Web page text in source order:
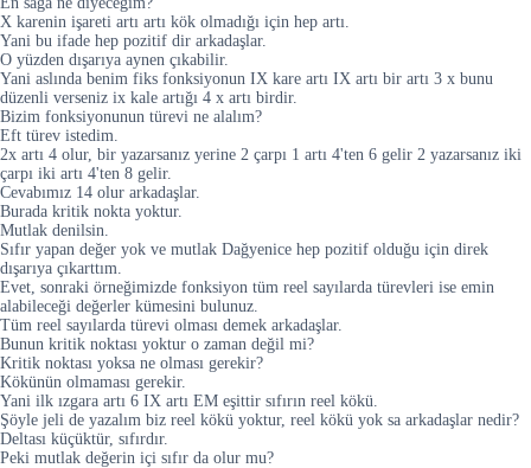
X karenin işareti artı artı kök olmadığı için hep artı.
Yani bu ifade hep pozitif dir arkadaşlar.
O yüzden dışarıya aynen çıkabilir.
Yani aslında benim fiks fonksiyonun IX kare artı IX artı bir artı 3 x bunu
düzenli verseniz ix kale artığı 4 x artı birdir.
Bizim fonksiyonunun türevi ne alalım?
Eft türev istedim.
2x artı 4 olur, bir yazarsanız yerine 2 çarpı 1 artı 4'ten 6 gelir 2 yazarsanız iki
çarpı iki artı 4'ten 8 gelir.
Cevabımız 14 olur arkadaşlar.
Burada kritik nokta yoktur.
Mutlak denilsin.
Sıfır yapan değer yok ve mutlak Dağyenice hep pozitif olduğu için direk
dışarıya çıkarttım.
Evet, sonraki örneğimizde fonksiyon tüm reel sayılarda türevleri ise emin
alabileceği değerler kümesini bulunuz.
Tüm reel sayılarda türevi olması demek arkadaşlar.
Bunun kritik noktası yoktur o zaman değil mi?
Kritik noktası yoksa ne olması gerekir?
Kökünün olmaması gerekir.
Yani ilk ızgara artı 6 IX artı EM eşittir sıfırın reel kökü.
Şöyle jeli de yazalım biz reel kökü yoktur, reel kökü yok sa arkadaşlar nedir?
Deltası küçüktür, sıfırdır.
Peki mutlak değerin içi sıfır da olur mu?